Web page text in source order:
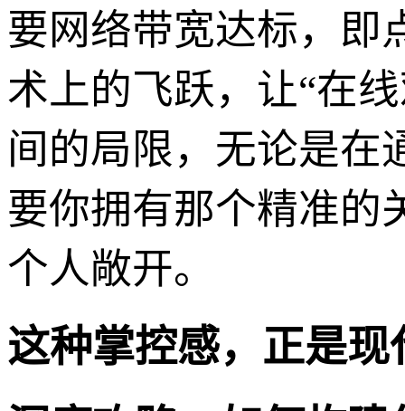
要网络带宽达标，即
术上的飞跃，让“在
间的局限，无论是在
要你拥有那个精准的
个人敞开。
这种掌控感，正是